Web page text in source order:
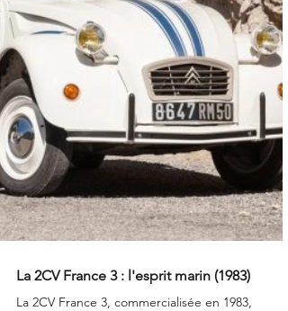
La 2CV France 3 : l'esprit marin (1983)
La 2CV France 3, commercialisée en 1983,